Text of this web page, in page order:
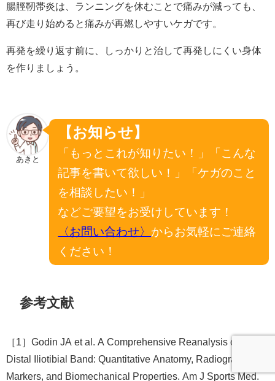
腸脛靭帯炎は、ランニングを休むことで痛みが減っても、
再び走り始めると痛みが再燃しやすいケガです。
再発を繰り返す前に、しっかりと治して再発しにくい身体
を作りましょう。
あきと
【お知らせ】
「もっとこれが知りたい！」「こんな
記事を書いて欲しい！」「ケガのこと
を相談したい！」
などご要望をお受けしています！
〈お問い合わせ〉 からお気軽にご連絡
ください！
参考文献
［1］Godin JA et al. A Comprehensive Reanalysis of the
Distal Iliotibial Band: Quantitative Anatomy, Radiographic
Markers, and Biomechanical Properties. Am J Sports Med.